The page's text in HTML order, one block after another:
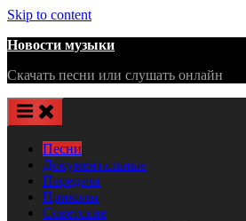
Skip to content
Новости музыки
Скачать песни или слушать онлайн
Песни
Документальные
Передачи
Приколы
Советские